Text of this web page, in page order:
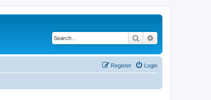
Search
Login
Register